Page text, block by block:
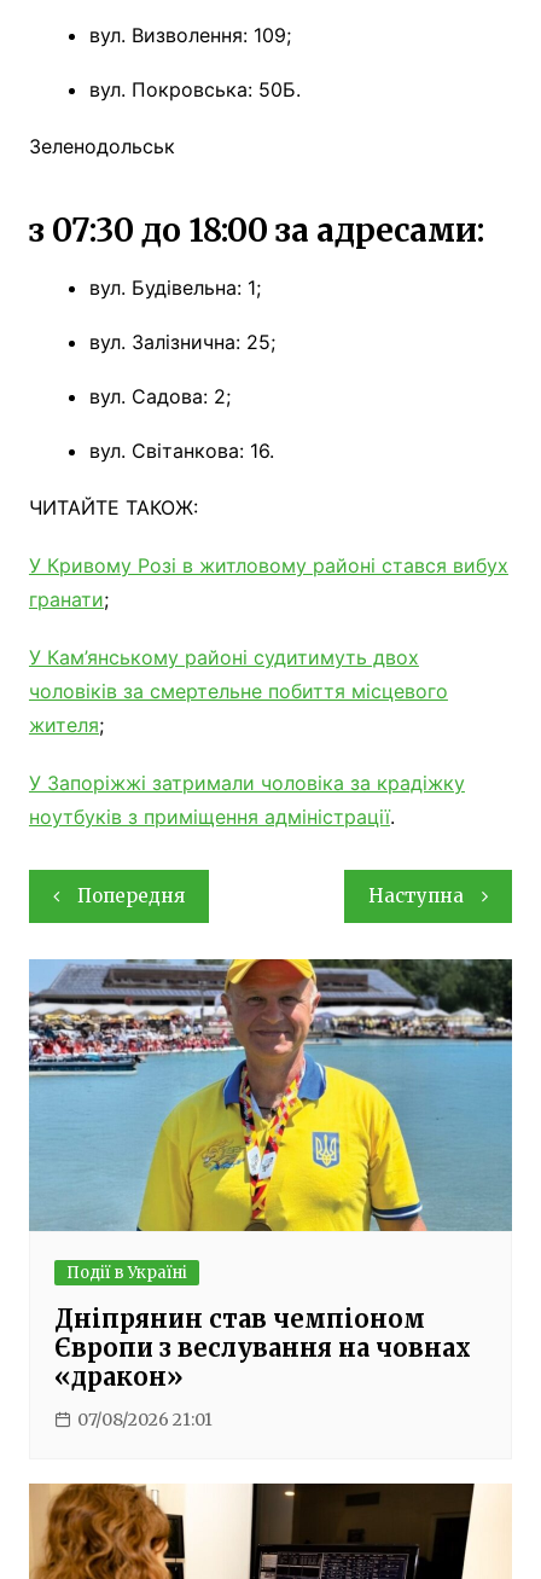
вул. Визволення: 109;
вул. Покровська: 50Б.
Зеленодольськ
з 07:30 до 18:00 за адресами:
вул. Будівельна: 1;
вул. Залізнична: 25;
вул. Садова: 2;
вул. Світанкова: 16.
ЧИТАЙТЕ ТАКОЖ:
У Кривому Розі в житловому районі стався вибух
гранати;
У Кам’янському районі судитимуть двох
чоловіків за смертельне побиття місцевого
жителя;
У Запоріжжі затримали чоловіка за крадіжку
ноутбуків з приміщення адміністрації.
Навігація
записів
Попередня Наступна
Події в Україні
Дніпрянин став чемпіоном
Європи з веслування на човнах
«дракон»
07/08/2026 21:01